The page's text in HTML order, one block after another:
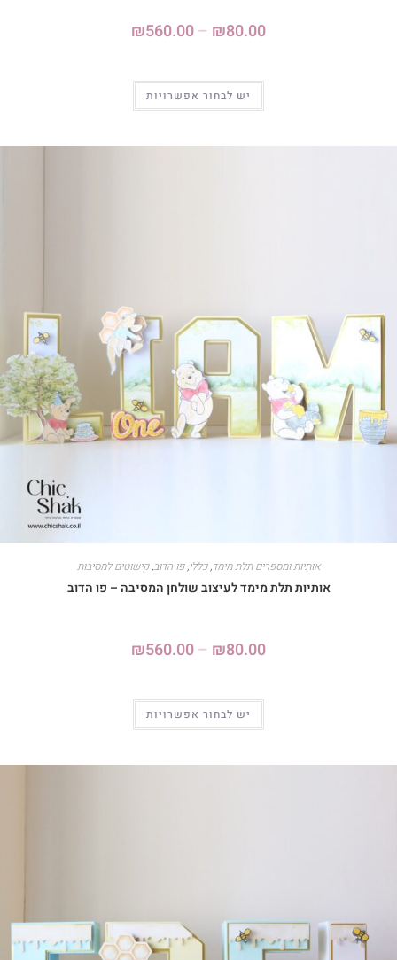
₪80.00
–
₪560.00
יש לבחור אפשרויות
אותיות ומספרים תלת מימד,כללי,פו הדוב,קישוטים למסיבות
אותיות תלת מימד לעיצוב שולחן המסיבה – פו הדוב
₪80.00
–
₪560.00
יש לבחור אפשרויות